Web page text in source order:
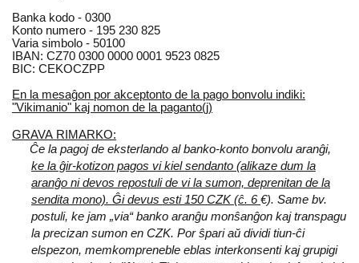
Banka kodo - 0300
Konto numero - 195 230 825
Varia simbolo - 50100
IBAN: CZ70 0300 0000 0001 9523 0825
BIC: CEKOCZPP
En la mesaĝon por akceptonto de la pago bonvolu indiki:
"Vikimanio" kaj nomon de la paganto(j)
GRAVA RIMARKO:
Ĉe la pagoj de eksterlando al banko-konto bonvolu aranĝi,
ke la ĝir-kotizon pagos vi kiel sendanto (alikaze dum la
aranĝo ni devos repostuli de vi la sumon, deprenitan de la
sendita mono). Ĝi devus esti 150 CZK (ĉ. 6€). Same bv.
postuli, ke jam „via“ banko aranĝu monŝanĝon kaj transpagu
la precizan sumon en CZK. Por ŝpari aŭ dividi tiun-ĉi
elspezon, memkompreneble eblas interkonsenti kaj grupigi